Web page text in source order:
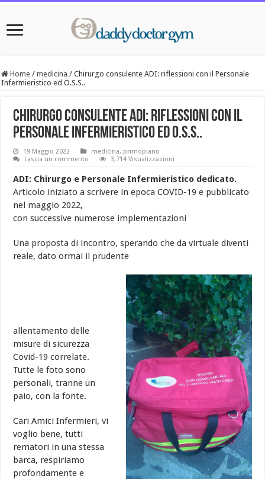
Home / medicina / Chirurgo consulente ADI: riflessioni con il Personale
Infermieristico ed O.S.S..
Chirurgo consulente ADI: riflessioni con il
Personale Infermieristico ed O.S.S..
19 Maggio 2022 medicina, primopiano
Lascia un commento
3,714 Visualizzazioni
ADI: Chirurgo e Personale Infermieristico dedicato.
Articolo iniziato a scrivere in epoca COVID-19 e pubblicato
nel maggio 2022,
con successive numerose implementazioni
Una proposta di incontro, sperando che da virtuale diventi
reale, dato ormai il prudente
allentamento delle
misure di sicurezza
Covid-19 correlate.
Tutte le foto sono
personali, tranne un
paio, con la fonte.
Cari Amici Infermieri, vi
voglio bene, tutti
rematori in una stessa
barca, respiriamo
profondamente e